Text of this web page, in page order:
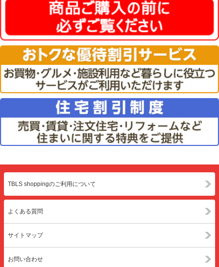
TBLS shoppingのご利用について
よくある質問
サイトマップ
お問い合わせ